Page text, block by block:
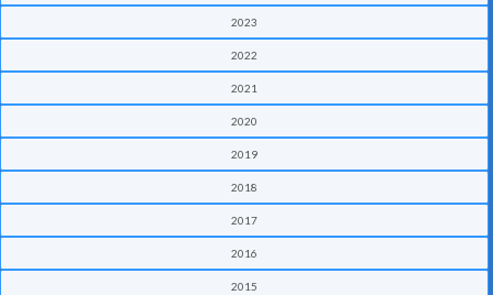
2023
2022
2021
2020
2019
2018
2017
2016
2015